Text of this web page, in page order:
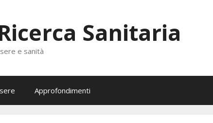
Sanitaria
e sanità
Approfondimenti